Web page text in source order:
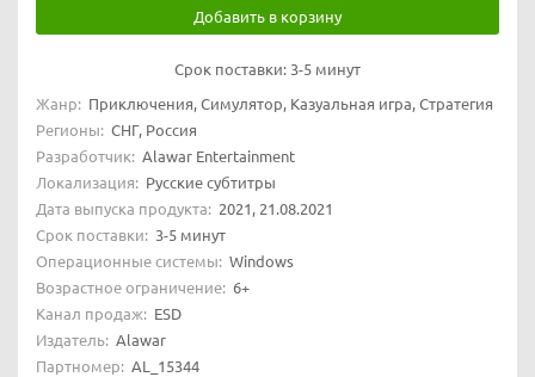
Добавить в корзину
Срок поставки: 3-5 минут
Жанр: Приключения, Симулятор, Казуальная игра, Стратегия
Регионы: СНГ, Россия
Разработчик: Alawar Entertainment
Локализация: Русские субтитры
Дата выпуска продукта: 2021, 21.08.2021
Срок поставки: 3-5 минут
Операционные системы: Windows
Возрастное ограничение: 6+
Канал продаж: ESD
Издатель: Alawar
Партномер: AL_15344